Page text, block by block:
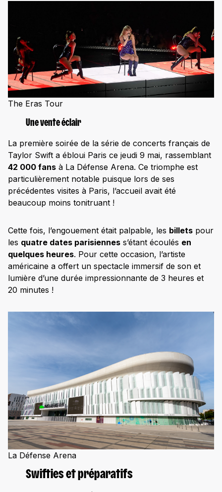
The Eras Tour
Une vente éclair
La première soirée de la série de concerts français de
Taylor Swift a ébloui Paris ce jeudi 9 mai, rassemblant
42 000 fans à La Défense Arena. Ce triomphe est
particulièrement notable puisque lors de ses
précédentes visites à Paris, l’accueil avait été
beaucoup moins tonitruant !
Cette fois, l’engouement était palpable, les billets pour
les quatre dates parisiennes s’étant écoulés en
quelques heures. Pour cette occasion, l’artiste
américaine a offert un spectacle immersif de son et
lumière d’une durée impressionnante de 3 heures et
20 minutes !
La Défense Arena
Swifties et préparatifs